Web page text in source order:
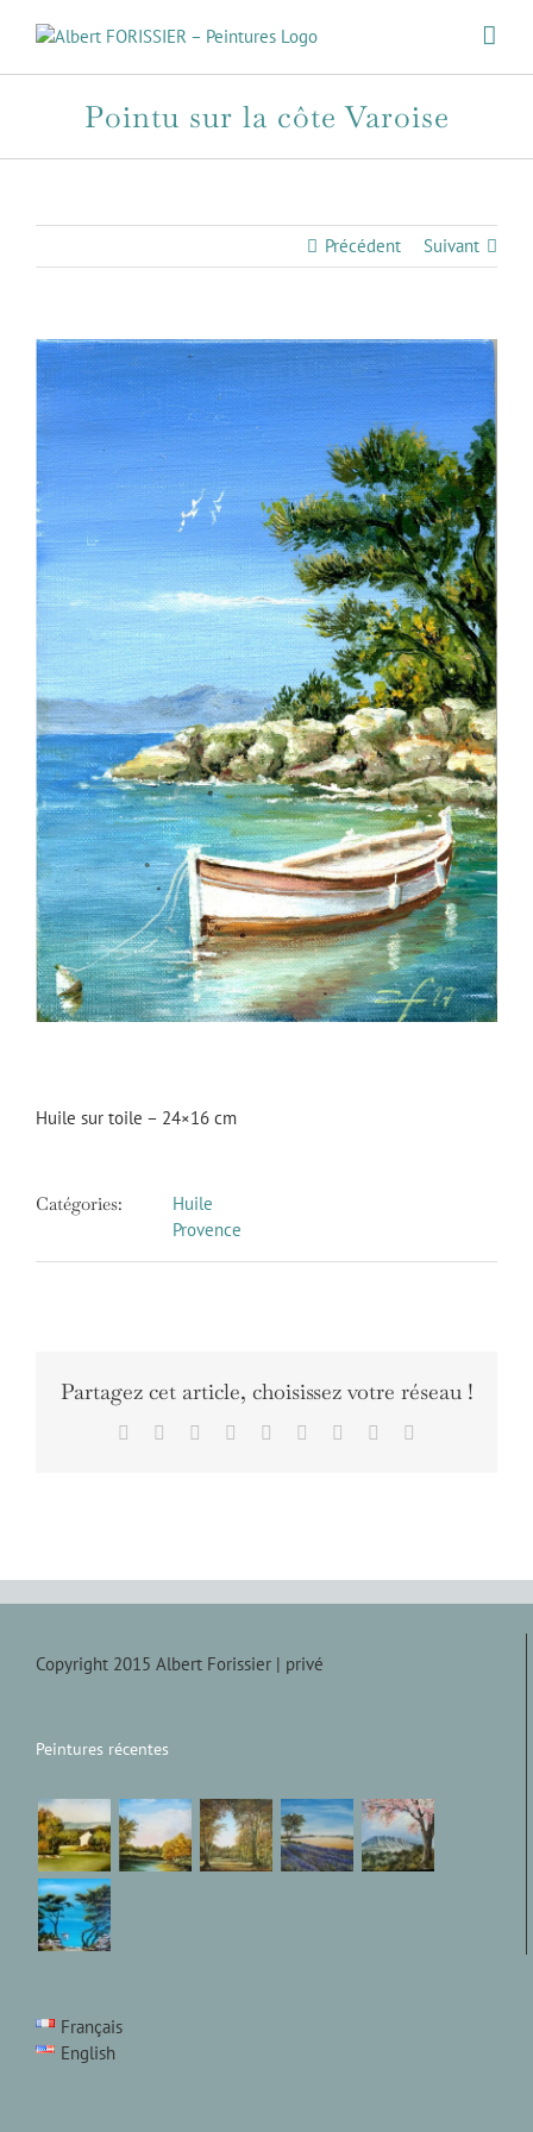
Pointu sur la côte Varoise
Précédent Suivant
View
Larger
Image
Huile sur toile – 24×16 cm
Catégories:
Huile
Provence
Partagez cet article, choisissez votre réseau !
Facebook Reddit LinkedInWhatsApp
TumblrPinterest
Copyright 2015 Albert Forissier | privé
Peintures récentes
Français
English